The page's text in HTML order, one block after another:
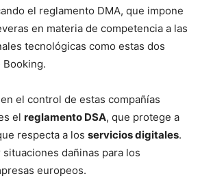
el reglamento DMA, que impone
en materia de competencia a las
tecnológicas como estas dos
Booking.
el control de estas compañías
el reglamento DSA, que protege a
respecta a los servicios digitales.
dañinas para los
europeos.